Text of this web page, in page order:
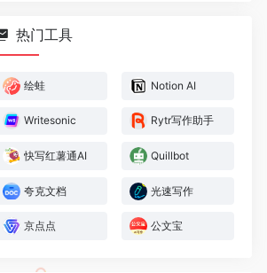
热门工具
绘蛙 Notion AI
Writesonic Rytr写作助手
快写红薯通AI Quillbot
夸克文档 光速写作
京点点 公文宝